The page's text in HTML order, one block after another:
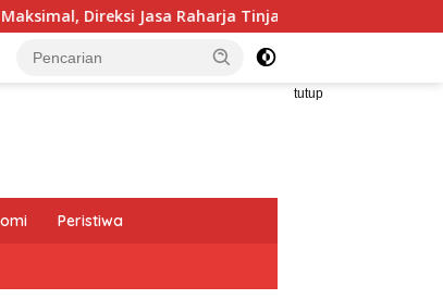
Tinjau Korban Kebakaran KM Mutiara Sentosa II
tutup
Peristiwa